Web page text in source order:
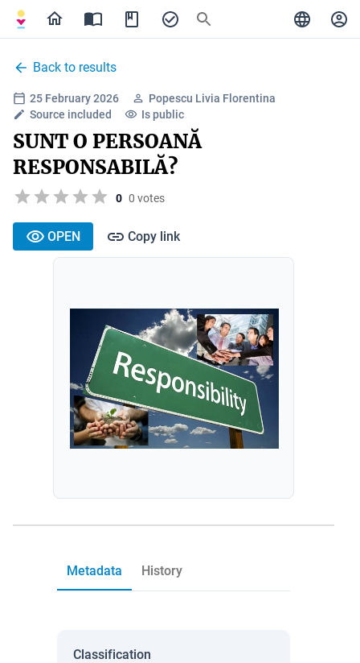
Back to results
25 February 2026
Popescu Livia Florentina
Source included
Is public
SUNT O PERSOANĂ
RESPONSABILĂ?
0 0 votes
OPEN Copy link
Metadata History
Classification